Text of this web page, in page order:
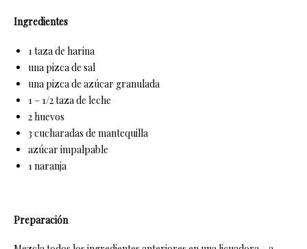
Ingredientes
1 taza de harina
una pizca de sal
una pizca de azúcar granulada
1 – 1/2 taza de leche
2 huevos
3 cucharadas de mantequilla
azúcar impalpable
1 naranja
Preparación